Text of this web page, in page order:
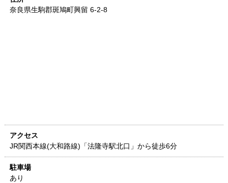
奈良県生駒郡斑鳩町興留 6-2-8
アクセス
JR関西本線(大和路線)「法隆寺駅北口」から徒歩6分
駐車場
あり